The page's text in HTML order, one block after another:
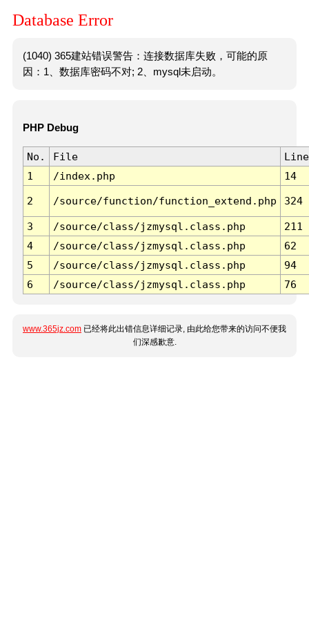
Database Error
(1040) 365建站错误警告：连接数据库失败，可能的原
因：1、数据库密码不对; 2、mysql未启动。
PHP Debug
No. File
Line
1
/index.php 14
2 /source/function/function_extend.php 324
3 /source/class/jzmysql.class.php
211
4
/source/class/jzmysql.class.php
62
5
/source/class/jzmysql.class.php
94
6
/source/class/jzmysql.class.php 76
www.365jz.com 已经将此出错信息详细记录, 由此给您带来的访问不便我
们深感歉意.